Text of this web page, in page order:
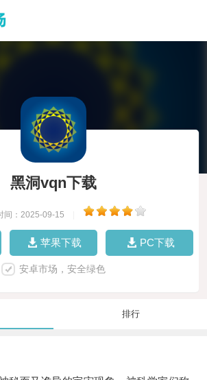
黑洞vqn下载
间：2025-09-15
苹果下载 PC下载
安卓市场，安全绿色
排行